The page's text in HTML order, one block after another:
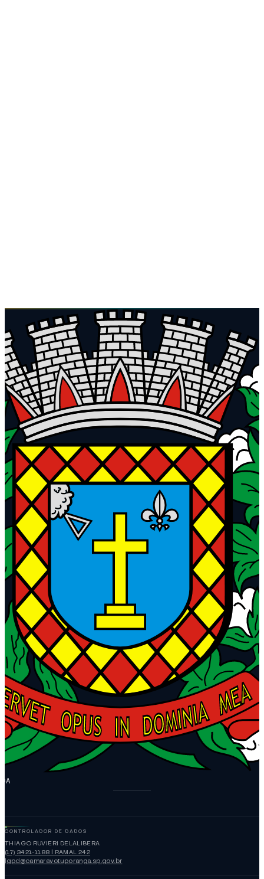
CONTROLADOR DE DADOS
THIAGO RUVIERI DELALIBERA
(17) 3421-1188 | RAMAL 242
lgpd@camaravotuporanga.sp.gov.br